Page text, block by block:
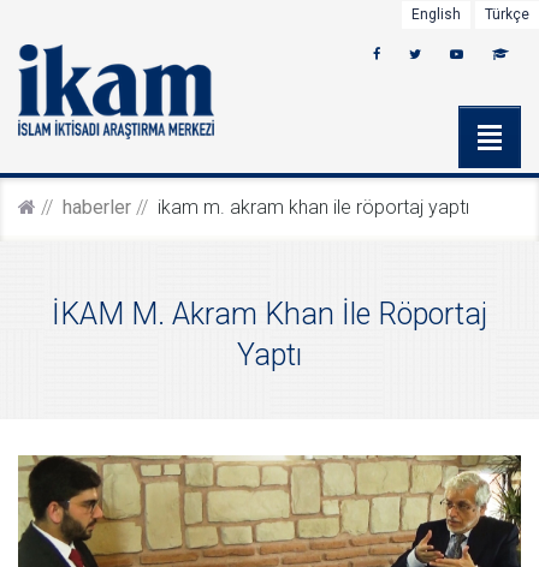
English Türkçe
haberler i̇kam m. akram khan i̇le röportaj yaptı
İKAM M. Akram Khan İle Röportaj
Yaptı